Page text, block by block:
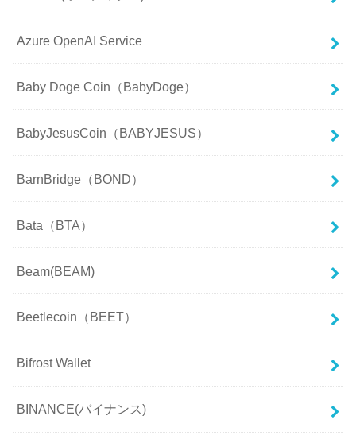
Azure OpenAI Service
Baby Doge Coin（BabyDoge）
BabyJesusCoin（BABYJESUS）
BarnBridge（BOND）
Bata（BTA）
Beam(BEAM)
Beetlecoin（BEET）
Bifrost Wallet
BINANCE(バイナンス)